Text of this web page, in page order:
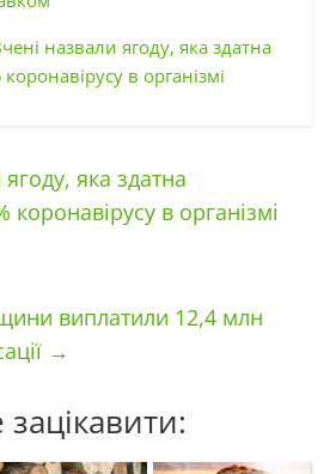
назвали ягоду, яка здатна
в організмі
яка здатна
коронавірусу в організмі
виплатили 12,4 млн
→